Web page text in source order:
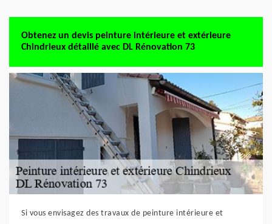
Obtenez un devis peinture intérieure et extérieure
Chindrieux détaillé avec DL Rénovation 73
Si vous envisagez des travaux de peinture intérieure et